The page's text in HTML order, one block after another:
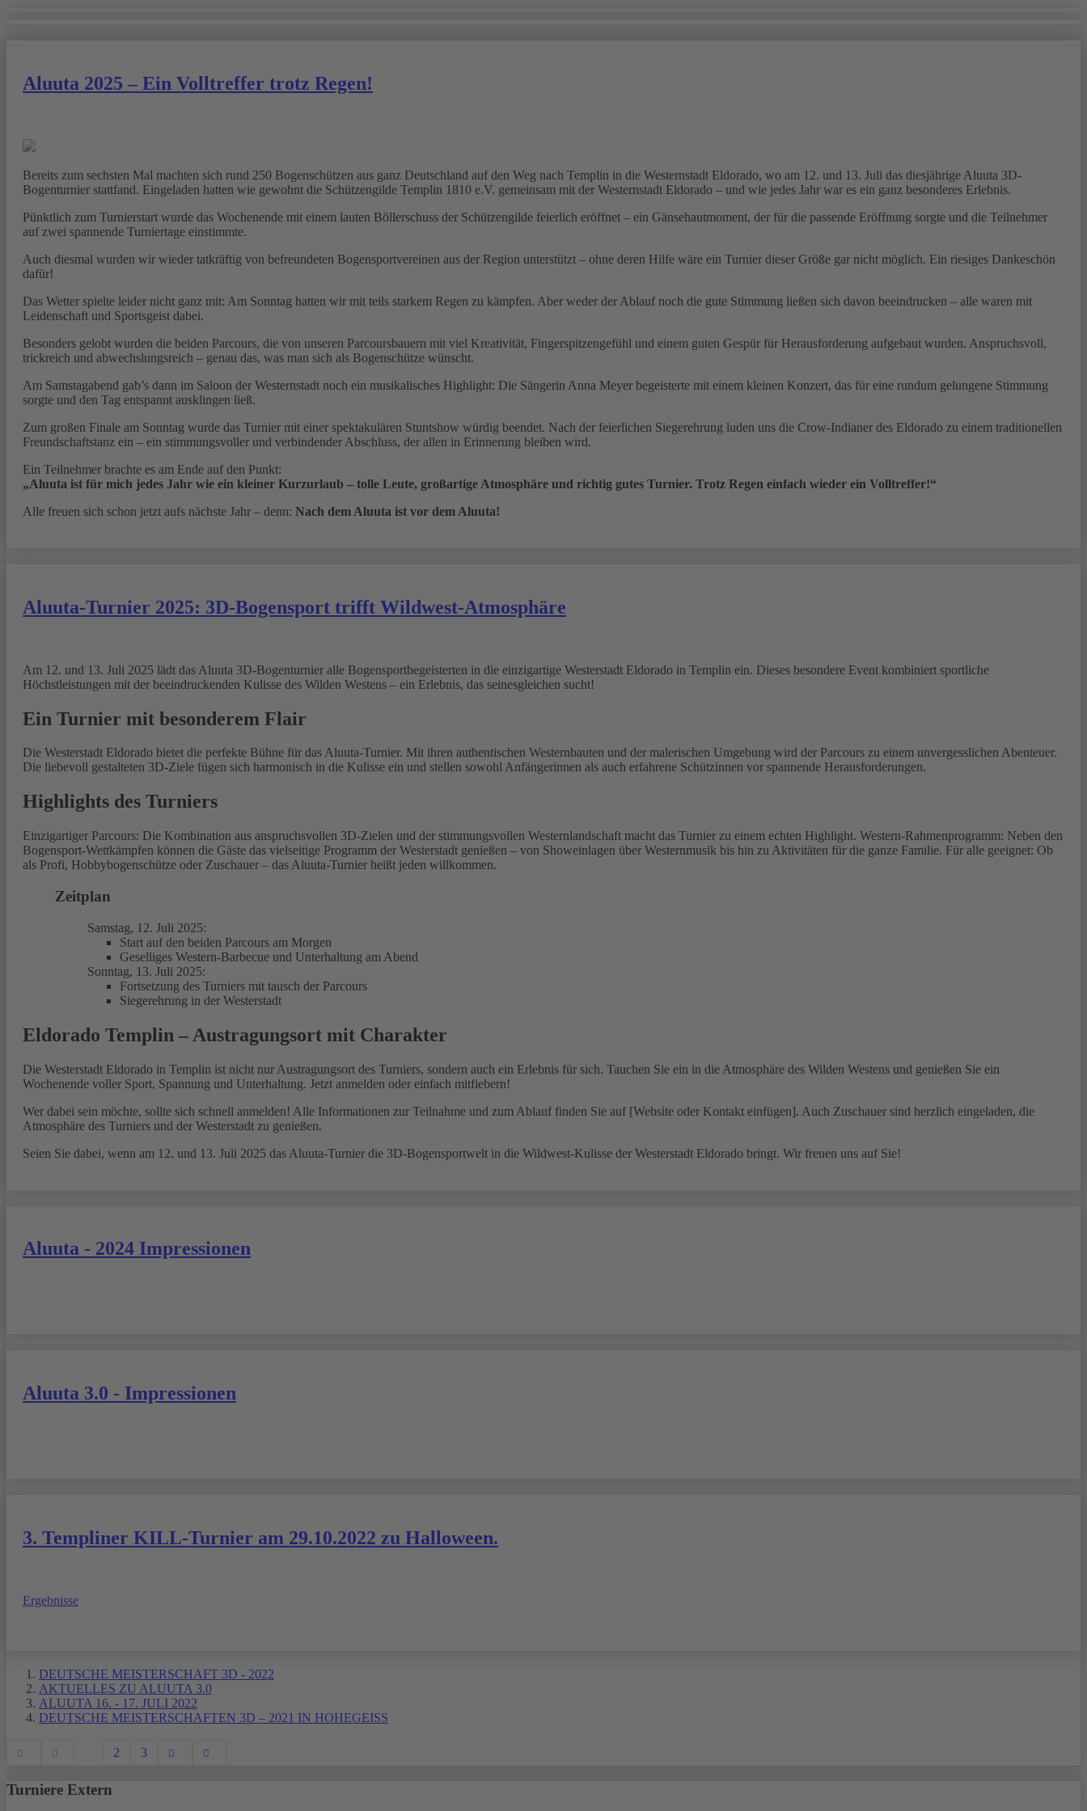
Aluuta 2025 – Ein Volltreffer trotz Regen!
Bereits zum sechsten Mal machten sich rund 250 Bogenschützen aus ganz Deutschland auf den Weg nach Templin in die Westernstadt Eldorado, wo am 12. und 13. Juli das diesjährige Aluuta 3D-
Bogenturnier stattfand. Eingeladen hatten wie gewohnt die Schützengilde Templin 1810 e.V. gemeinsam mit der Westernstadt Eldorado – und wie jedes Jahr war es ein ganz besonderes Erlebnis.
Pünktlich zum Turnierstart wurde das Wochenende mit einem lauten Böllerschuss der Schützengilde feierlich eröffnet – ein Gänsehautmoment, der für die passende Eröffnung sorgte und die Teilnehmer
auf zwei spannende Turniertage einstimmte.
Auch diesmal wurden wir wieder tatkräftig von befreundeten Bogensportvereinen aus der Region unterstützt – ohne deren Hilfe wäre ein Turnier dieser Größe gar nicht möglich. Ein riesiges Dankeschön
dafür!
Das Wetter spielte leider nicht ganz mit: Am Sonntag hatten wir mit teils starkem Regen zu kämpfen. Aber weder der Ablauf noch die gute Stimmung ließen sich davon beeindrucken – alle waren mit
Leidenschaft und Sportsgeist dabei.
Besonders gelobt wurden die beiden Parcours, die von unseren Parcoursbauern mit viel Kreativität, Fingerspitzengefühl und einem guten Gespür für Herausforderung aufgebaut wurden. Anspruchsvoll,
trickreich und abwechslungsreich – genau das, was man sich als Bogenschütze wünscht.
Am Samstagabend gab’s dann im Saloon der Westernstadt noch ein musikalisches Highlight: Die Sängerin Anna Meyer begeisterte mit einem kleinen Konzert, das für eine rundum gelungene Stimmung
sorgte und den Tag entspannt ausklingen ließ.
Zum großen Finale am Sonntag wurde das Turnier mit einer spektakulären Stuntshow würdig beendet. Nach der feierlichen Siegerehrung luden uns die Crow-Indianer des Eldorado zu einem traditionellen
Freundschaftstanz ein – ein stimmungsvoller und verbindender Abschluss, der allen in Erinnerung bleiben wird.
Ein Teilnehmer brachte es am Ende auf den Punkt:
„Aluuta ist für mich jedes Jahr wie ein kleiner Kurzurlaub – tolle Leute, großartige Atmosphäre und richtig gutes Turnier. Trotz Regen einfach wieder ein Volltreffer!“
Alle freuen sich schon jetzt aufs nächste Jahr – denn: Nach dem Aluuta ist vor dem Aluuta!
Aluuta-Turnier 2025: 3D-Bogensport trifft Wildwest-Atmosphäre
Am 12. und 13. Juli 2025 lädt das Aluuta 3D-Bogenturnier alle Bogensportbegeisterten in die einzigartige Westerstadt Eldorado in Templin ein. Dieses besondere Event kombiniert sportliche
Höchstleistungen mit der beeindruckenden Kulisse des Wilden Westens – ein Erlebnis, das seinesgleichen sucht!
Ein Turnier mit besonderem Flair
Die Westerstadt Eldorado bietet die perfekte Bühne für das Aluuta-Turnier. Mit ihren authentischen Westernbauten und der malerischen Umgebung wird der Parcours zu einem unvergesslichen Abenteuer.
Die liebevoll gestalteten 3D-Ziele fügen sich harmonisch in die Kulisse ein und stellen sowohl Anfängerinnen als auch erfahrene Schützinnen vor spannende Herausforderungen.
Highlights des Turniers
Einzigartiger Parcours: Die Kombination aus anspruchsvollen 3D-Zielen und der stimmungsvollen Westernlandschaft macht das Turnier zu einem echten Highlight. Western-Rahmenprogramm: Neben den
Bogensport-Wettkämpfen können die Gäste das vielseitige Programm der Westerstadt genießen – von Showeinlagen über Westernmusik bis hin zu Aktivitäten für die ganze Familie. Für alle geeignet: Ob
als Profi, Hobbybogenschütze oder Zuschauer – das Aluuta-Turnier heißt jeden willkommen.
Zeitplan
Samstag, 12. Juli 2025:
Start auf den beiden Parcours am Morgen
Geselliges Western-Barbecue und Unterhaltung am Abend
Sonntag, 13. Juli 2025:
Fortsetzung des Turniers mit tausch der Parcours
Siegerehrung in der Westerstadt
Eldorado Templin – Austragungsort mit Charakter
Die Westerstadt Eldorado in Templin ist nicht nur Austragungsort des Turniers, sondern auch ein Erlebnis für sich. Tauchen Sie ein in die Atmosphäre des Wilden Westens und genießen Sie ein
Wochenende voller Sport, Spannung und Unterhaltung. Jetzt anmelden oder einfach mitfiebern!
Wer dabei sein möchte, sollte sich schnell anmelden! Alle Informationen zur Teilnahme und zum Ablauf finden Sie auf [Website oder Kontakt einfügen]. Auch Zuschauer sind herzlich eingeladen, die
Atmosphäre des Turniers und der Westerstadt zu genießen.
Seien Sie dabei, wenn am 12. und 13. Juli 2025 das Aluuta-Turnier die 3D-Bogensportwelt in die Wildwest-Kulisse der Westerstadt Eldorado bringt. Wir freuen uns auf Sie!
Aluuta - 2024 Impressionen
Aluuta 3.0 - Impressionen
3. Templiner KILL-Turnier am 29.10.2022 zu Halloween.
Ergebnisse
DEUTSCHE MEISTERSCHAFT 3D - 2022
AKTUELLES ZU ALUUTA 3.0
ALUUTA 16. - 17. JULI 2022
DEUTSCHE MEISTERSCHAFTEN 3D – 2021 IN HOHEGEISS
2 3
Turniere Extern